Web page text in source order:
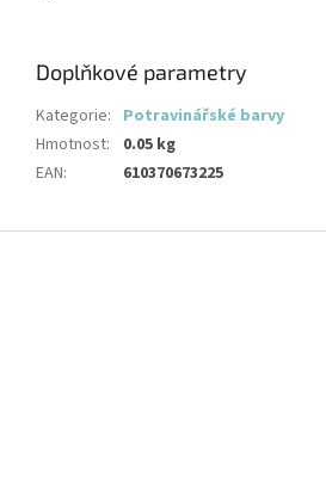
Doplňkové parametry
Kategorie: Potravinářské barvy
Hmotnost:
0.05 kg
EAN: 610370673225